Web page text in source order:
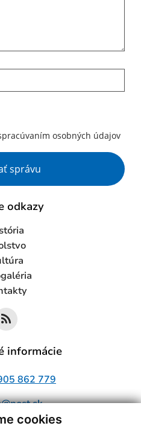
cookies
osobných údajov
správu
odkazy
informácie
862 779